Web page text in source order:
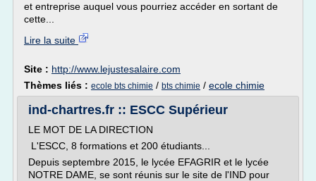
et entreprise auquel vous pourriez accéder en sortant de
cette...
Lire la suite
Site : http://www.lejustesalaire.com
Thèmes liés : ecole bts chimie / bts chimie / ecole chimie
ind-chartres.fr :: ESCC Supérieur
LE MOT DE LA DIRECTION
L'ESCC, 8 formations et 200 étudiants...
Depuis septembre 2015, le lycée EFAGRIR et le lycée
NOTRE DAME, se sont réunis sur le site de l'IND pour